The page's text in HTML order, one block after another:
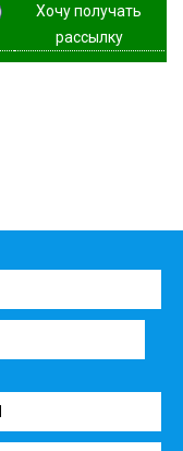
Хочу получать
рассылку